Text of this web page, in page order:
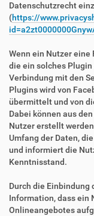
Datenschutzrecht
(https://
Wenn ein Nutzer
die ein solches
Verbindung mit den
Plugins wird von
übermittelt und von
Dabei können aus
Nutzer erstellt
Umfang der Daten,
und informiert die
Kenntnisstand.
Durch die Einbindung
Information, dass ein
Onlineangebotes